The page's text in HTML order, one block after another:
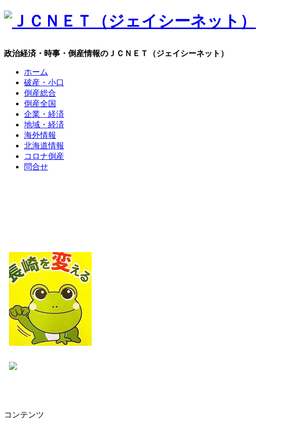
政治経済・時事・倒産情報のＪＣＮＥＴ（ジェイシーネット）
ホーム
破産・小口
倒産総合
倒産全国
企業・経済
地域・経済
海外情報
北海道情報
コロナ倒産
問合せ
コンテンツ